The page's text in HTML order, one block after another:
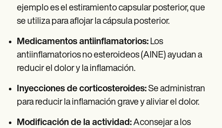
ejemplo es el estiramiento capsular posterior, que
se utiliza para aflojar la cápsula posterior.
Medicamentos antiinflamatorios: Los
antiinflamatorios no esteroideos (AINE) ayudan a
reducir el dolor y la inflamación.
Inyecciones de corticosteroides:Se administran
para reducir la inflamación grave y aliviar el dolor.
Modificación de la actividad:Aconsejar a los